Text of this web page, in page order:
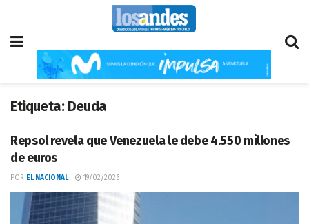
Etiqueta: Deuda
Repsol revela que Venezuela le debe 4.550 millones
de euros
POR EL NACIONAL 19/02/2026